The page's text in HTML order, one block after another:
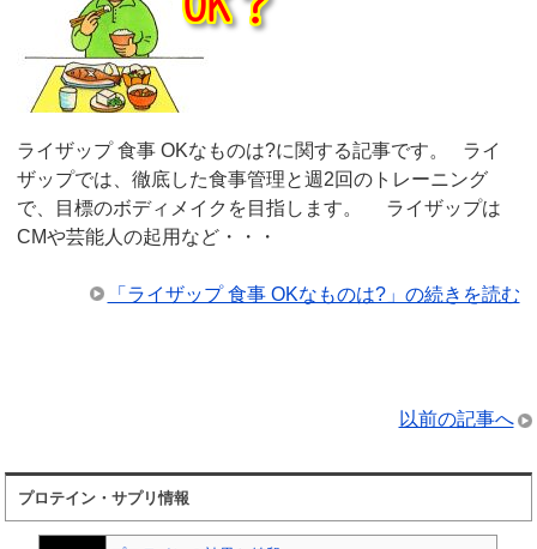
ライザップ 食事 OKなものは?に関する記事です。 ライ
ザップでは、徹底した食事管理と週2回のトレーニング
で、目標のボディメイクを目指します。 ライザップは
CMや芸能人の起用など・・・
「ライザップ 食事 OKなものは?」の続きを読む
以前の記事へ
プロテイン・サプリ情報